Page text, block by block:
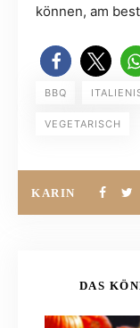
können, am
BBQ
VEGETARISCH
KARIN
DAS